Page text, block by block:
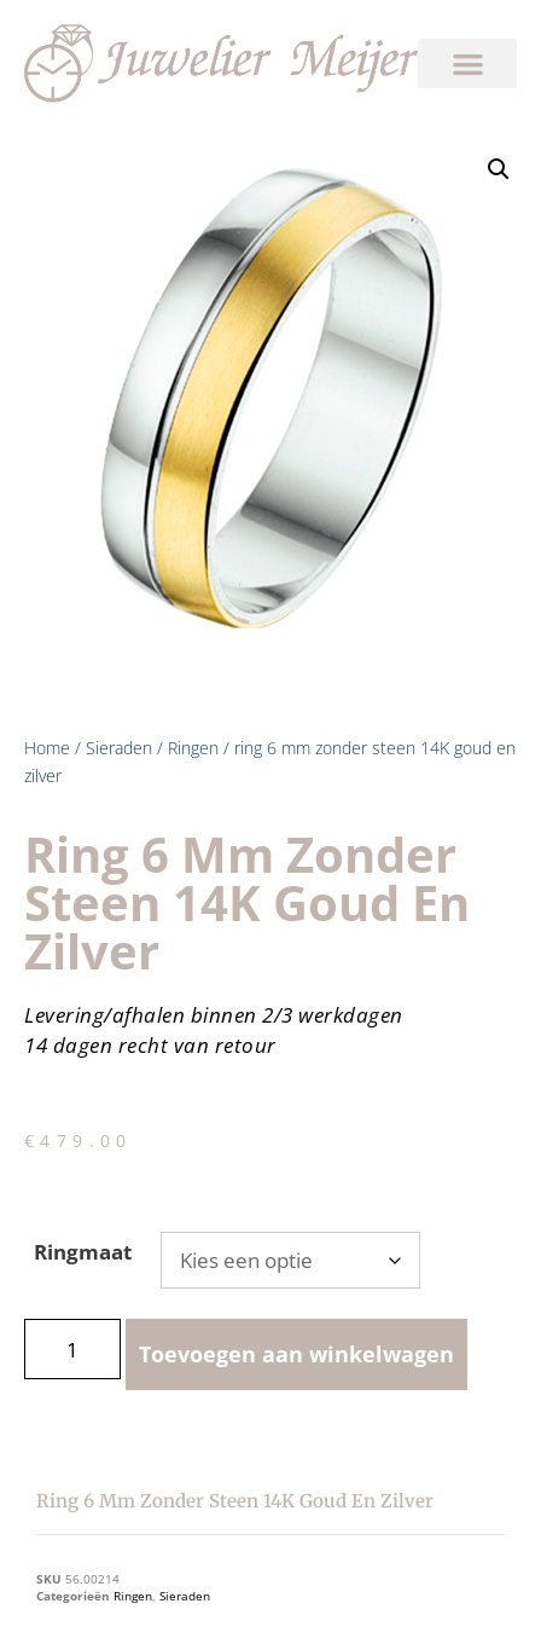
Home / Sieraden / Ringen / ring 6 mm zonder steen 14K goud en
zilver
Ring 6 Mm Zonder
Steen 14K Goud En
Zilver
Levering/afhalen binnen 2/3 werkdagen
14 dagen recht van retour
€479.00
Ringmaat
Toevoegen aan winkelwagen
Ring 6 Mm Zonder Steen 14K Goud En Zilver
SKU 56.00214
Categorieën Ringen, Sieraden